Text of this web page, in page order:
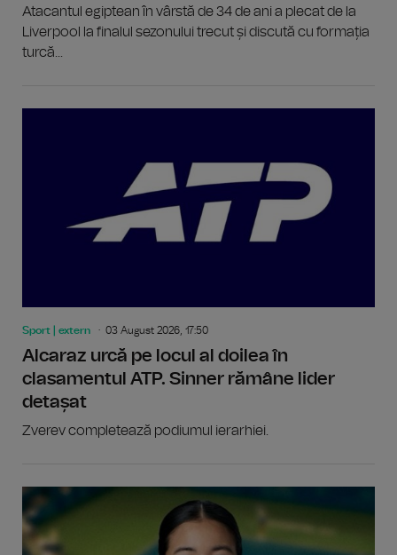
Atacantul egiptean în vârstă de 34 de ani a plecat de la
Liverpool la finalul sezonului trecut și discută cu formația
turcă...
Sport | extern 03 August 2026, 17:50
Alcaraz urcă pe locul al doilea în
clasamentul ATP. Sinner rămâne lider
detașat
Zverev completează podiumul ierarhiei.